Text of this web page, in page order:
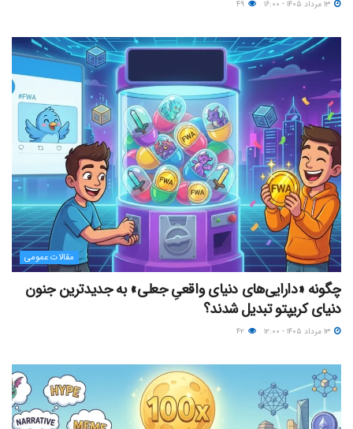
مقالات عمومی
چگونه «دارایی‌های دنیای واقعیِ جعلی» به جدیدترین جنون
دنیای کریپتو تبدیل شدند؟